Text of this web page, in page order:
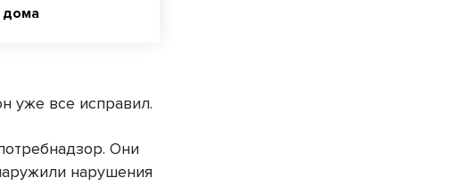
дома
уже все исправил.
Они
нарушения